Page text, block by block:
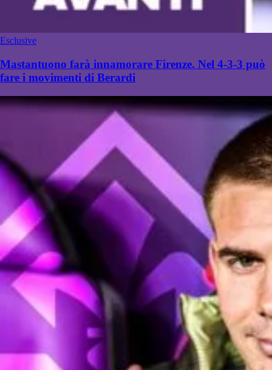
Esclusive
Mastantuono farà innamorare Firenze. Nel 4-3-3 può
fare i movimenti di Berardi